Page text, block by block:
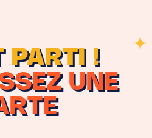
PARTI !
UNE